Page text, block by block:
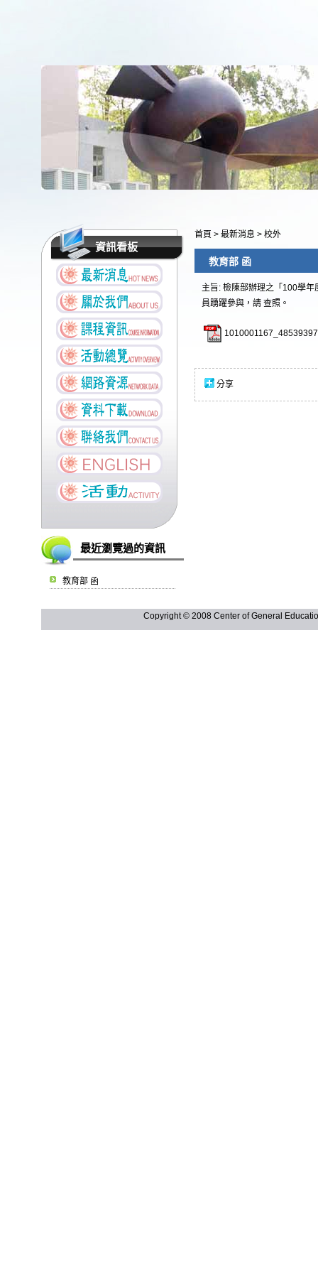
資訊看板
最近瀏覽過的資訊
教育部 函
首頁 > 最新消息 > 校外
教育部 函
主旨: 檢陳部辦理之「100學
員踴躍參與，請 查照。
分享
Copyright © 2008 Center of General